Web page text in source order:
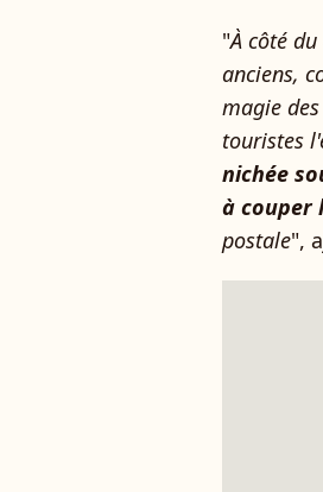
"À côté
anciens,
magie
touristes
nichée
à couper
postale",